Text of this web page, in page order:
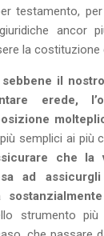
testamento,
ancor
la costituzione
il nostro
erede,
semplici ai più
che la
ad
strumento più